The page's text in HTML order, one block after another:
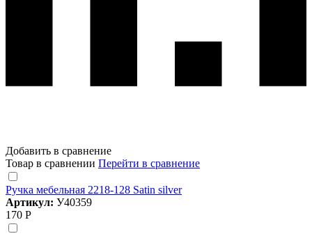
Добавить в сравнение
Товар в сравнении Перейти в сравнение
Ручка мебельная 2218-128 Satin silver
Артикул: У40359
170 Р